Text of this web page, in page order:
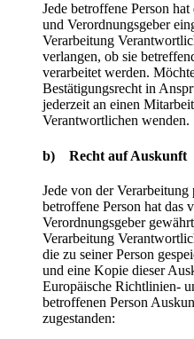
Jede betroffene Person
und Verordnungsgeber
Verarbeitung
verlangen, ob sie
verarbeitet werden.
Bestätigungsrecht in
jederzeit an einen
Verantwortlichen wenden.
b) Recht auf Auskunft
Jede von der Verarbeitung
betroffene Person hat das
Verordnungsgeber
Verarbeitung
die zu seiner Person
und eine Kopie dieser
Europäische Richtlinien-
betroffenen Person
zugestanden: